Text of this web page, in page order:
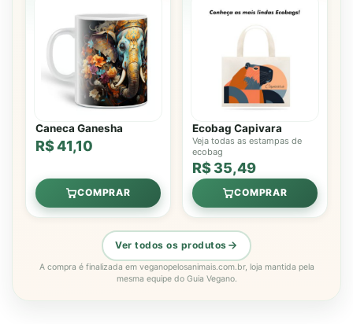
Caneca Ganesha
R$ 41,10
COMPRAR
Ecobag Capivara
Veja todas as estampas de
ecobag
R$ 35,49
COMPRAR
Ver todos os produtos
A compra é finalizada em veganopelosanimais.com.br, loja mantida pela
mesma equipe do Guia Vegano.